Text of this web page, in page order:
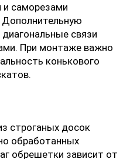
и саморезами
связи
При монтаже важно
конькового
строганых досок
обработанных
обрешетки зависит от